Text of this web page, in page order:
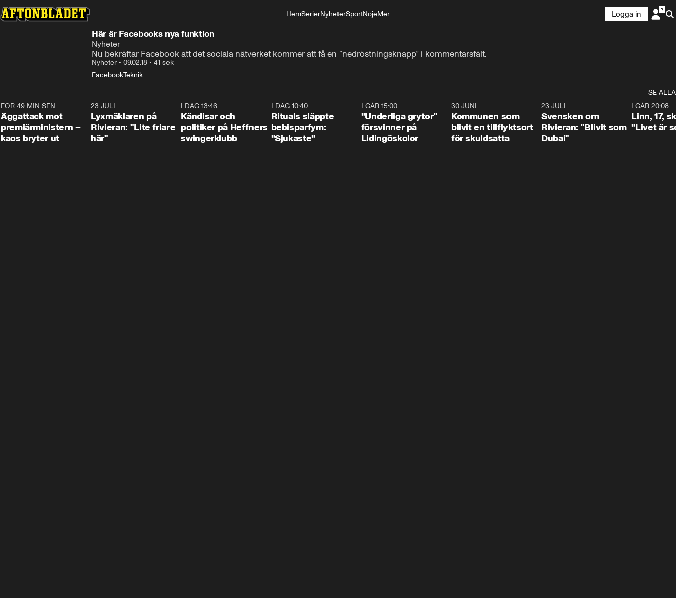
HemSerierNyheterSportNöjeMer
Logga in
Här är Facebooks nya funktion
Nyheter
Nu bekräftar Facebook att det sociala nätverket kommer att få en ”nedröstningsknapp” i kommentarsfält.
Nyheter • 09.02.18 • 41 sek
FacebookTeknik
SE ALLA
0:37
FÖR 49 MIN SEN
Äggattack mot
premiärministern –
kaos bryter ut
23 JULI
Lyxmäklaren på
Rivieran: "Lite friare
här"
I DAG 13:46
Kändisar och
politiker på Heffners
swingerklubb
I DAG 10:40
Rituals släppte
bebisparfym:
”Sjukaste”
I GÅR 15:00
”Underliga grytor"
försvinner på
Lidingöskolor
1:24
30 JUNI
Kommunen som
blivit en tillflyktsort
för skuldsatta
23 JULI
Svensken om
Rivieran: "Blivit som
Dubai"
I GÅR 20:08
Linn, 17,
”Livet är